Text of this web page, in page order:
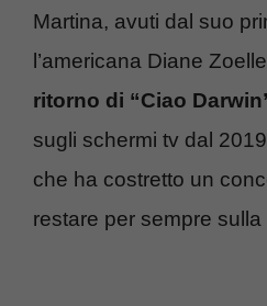
Martina, avuti dal suo
l’americana Diane
ritorno di “Ciao
sugli schermi tv dal
che ha costretto un
restare per sempre